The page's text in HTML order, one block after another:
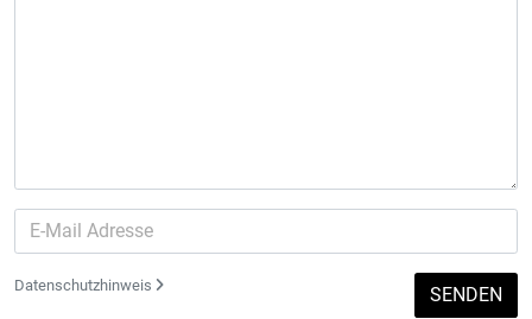
Datenschutzhinweis SENDEN